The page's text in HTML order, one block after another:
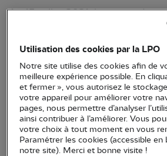
Au 15 juillet 2021, le centre de
sauvage enregistrait près de
de plus qu’à la même date en
qui met à mal le fonctionnement
Utilisation des cookies par la LPO
Notre site utilise des cookies afin de
meilleure expérience possible. En
et fermer », vous autorisez le
votre appareil pour améliorer votre
pages, nous permettre d’analyser
ainsi contribuer à l’améliorer. Vous
votre choix à tout moment en vous
Paramétrer les cookies (accessible en
notre site). Merci et bonne visite !